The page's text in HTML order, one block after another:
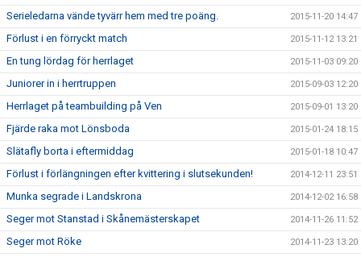
Serieledarna vände tyvärr hem med tre poäng. 2015-11-20 14:47
Förlust i en förryckt match 2015-11-12 13:21
En tung lördag för herrlaget 2015-11-03 09:20
Juniorer in i herrtruppen 2015-09-03 12:20
Herrlaget på teambuilding på Ven 2015-09-01 13:20
Fjärde raka mot Lönsboda 2015-01-24 18:15
Slätafly borta i eftermiddag 2015-01-18 10:47
Förlust i förlängningen efter kvittering i slutsekunden! 2014-12-11 23:51
Munka segrade i Landskrona 2014-12-02 16:58
Seger mot Stanstad i Skånemästerskapet 2014-11-26 11:52
Seger mot Röke 2014-11-23 13:20